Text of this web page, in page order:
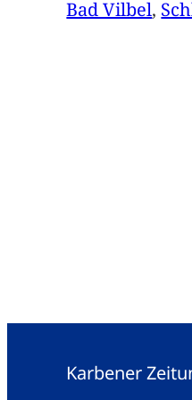
Bad Vilbel,
Karbener